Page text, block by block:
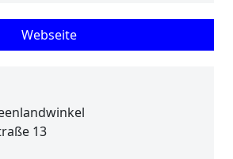
Webseite
13